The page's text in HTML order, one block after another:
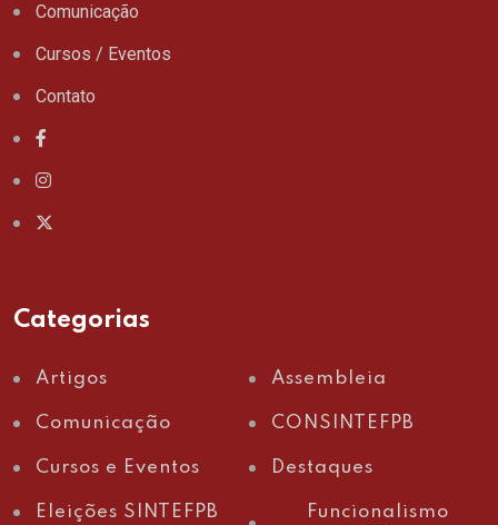
Comunicação
Cursos / Eventos
Contato
Categorias
Artigos Assembleia
Comunicação CONSINTEFPB
Cursos e Eventos Destaques
Eleições SINTEFPB
Funcionalismo